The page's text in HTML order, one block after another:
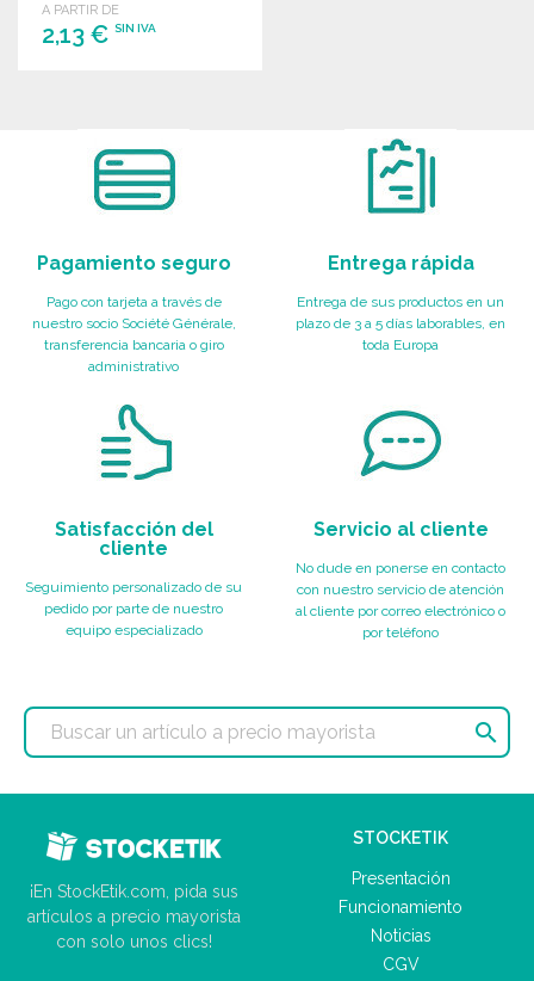
A PARTIR DE
2,13 € SIN IVA
Pagamiento seguro
Pago con tarjeta a través de
nuestro socio Société Générale,
transferencia bancaria o giro
administrativo
Entrega rápida
Entrega de sus productos en un
plazo de 3 a 5 días laborables, en
toda Europa
Satisfacción del
cliente
Seguimiento personalizado de su
pedido por parte de nuestro
equipo especializado
Servicio al cliente
No dude en ponerse en contacto
con nuestro servicio de atención
al cliente por correo electrónico o
por teléfono

¡En StockEtik.com, pida sus
artículos a precio mayorista
con solo unos clics!
STOCKETIK
Presentación
Funcionamiento
Noticias
CGV